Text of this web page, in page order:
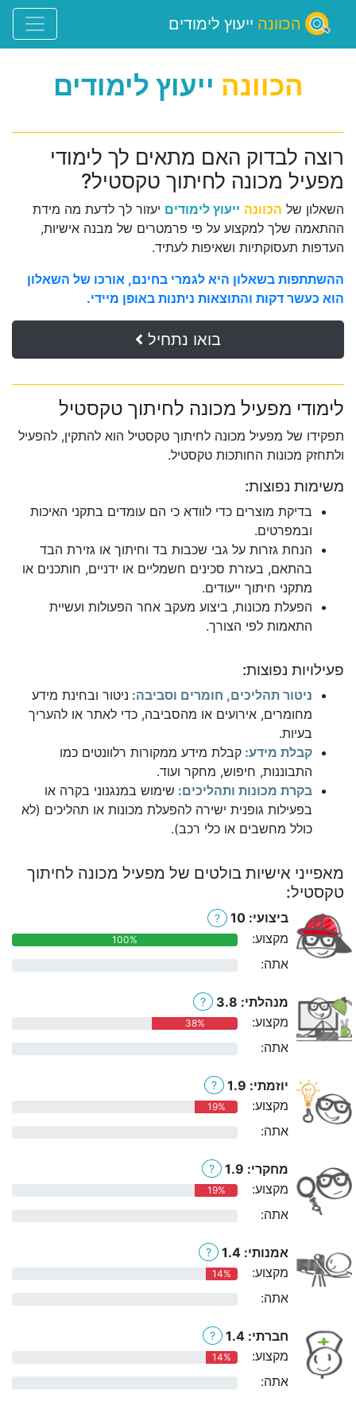
הכוונה ייעוץ לימודים
הכוונה ייעוץ לימודים
רוצה לבדוק האם מתאים לך לימודי
מפעיל מכונה לחיתוך טקסטיל?
השאלון של הכוונה ייעוץ לימודים יעזור לך לדעת מה מידת
ההתאמה שלך למקצוע על פי פרמטרים של מבנה אישיות,
העדפות תעסוקתיות ושאיפות לעתיד.
ההשתתפות בשאלון היא לגמרי בחינם, אורכו של השאלון
הוא כעשר דקות והתוצאות ניתנות באופן מיידי.
בואו נתחיל
לימודי מפעיל מכונה לחיתוך טקסטיל
תפקידו של מפעיל מכונה לחיתוך טקסטיל הוא להתקין, להפעיל
ולתחזק מכונות החותכות טקסטיל.
משימות נפוצות:
בדיקת מוצרים כדי לוודא כי הם עומדים בתקני האיכות
ובמפרטים.
הנחת גזרות על גבי שכבות בד וחיתוך או גזירת הבד
בהתאם, בעזרת סכינים חשמליים או ידניים, חותכנים או
מתקני חיתוך ייעודים.
הפעלת מכונות, ביצוע מעקב אחר הפעולות ועשיית
התאמות לפי הצורך.
פעילויות נפוצות:
ניטור תהליכים, חומרים וסביבה: ניטור ובחינת מידע
מחומרים, אירועים או מהסביבה, כדי לאתר או להעריך
בעיות.
קבלת מידע: קבלת מידע ממקורות רלוונטים כמו
התבוננות, חיפוש, מחקר ועוד.
בקרת מכונות ותהליכים: שימוש במנגנוני בקרה או
בפעילות גופנית ישירה להפעלת מכונות או תהליכים (לא
כולל מחשבים או כלי רכב).
מאפייני אישיות בולטים של מפעיל מכונה לחיתוך
טקסטיל:
ביצועי: 10 ?
מקצוע: 100%
אתה:
מנהלתי: 3.8 ?
מקצוע: 38%
אתה:
יוזמתי: 1.9 ?
מקצוע: 19%
אתה:
מחקרי: 1.9 ?
מקצוע: 19%
אתה:
אמנותי: 1.4 ?
מקצוע: 14%
אתה:
חברתי: 1.4 ?
מקצוע: 14%
אתה: